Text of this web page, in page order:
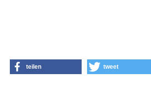
teilen tweet